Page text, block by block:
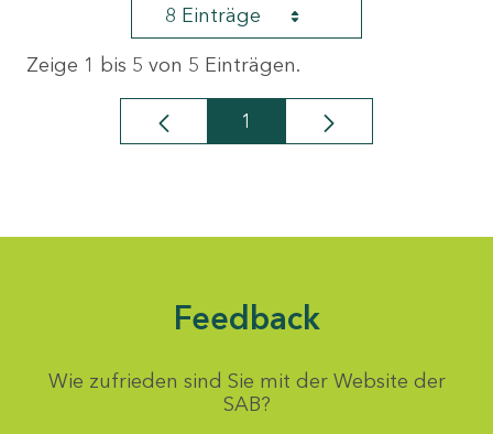
8 Einträge
Zeige 1 bis 5 von 5 Einträgen.
Seite
1
Feedback
Wie zufrieden sind Sie mit der Website der
SAB?